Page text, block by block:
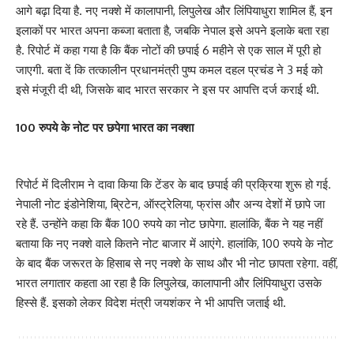
आगे बढ़ा दिया है. नए नक्शे में कालापानी, लिपुलेख और लिंपियाधुरा शामिल हैं, इन
इलाकों पर भारत अपना कब्जा बताता है, जबकि नेपाल इसे अपने इलाके बता रहा
है. रिपोर्ट में कहा गया है कि बैंक नोटों की छपाई 6 महीने से एक साल में पूरी हो
जाएगी. बता दें कि तत्कालीन प्रधानमंत्री पुष्प कमल दहल प्रचंड ने 3 मई को
इसे मंजूरी दी थी, जिसके बाद भारत सरकार ने इस पर आपत्ति दर्ज कराई थी.
100 रुपये के नोट पर छपेगा भारत का नक्शा
रिपोर्ट में दिलीराम ने दावा किया कि टेंडर के बाद छपाई की प्रक्रिया शुरू हो गई.
नेपाली नोट इंडोनेशिया, ब्रिटेन, ऑस्ट्रेलिया, फ्रांस और अन्य देशों में छापे जा
रहे हैं. उन्होंने कहा कि बैंक 100 रुपये का नोट छापेगा. हालांकि, बैंक ने यह नहीं
बताया कि नए नक्शे वाले कितने नोट बाजार में आएंगे. हालांकि, 100 रुपये के नोट
के बाद बैंक जरूरत के हिसाब से नए नक्शे के साथ और भी नोट छापता रहेगा. वहीं,
भारत लगातार कहता आ रहा है कि लिपुलेख, कालापानी और लिंपियाधुरा उसके
हिस्से हैं. इसको लेकर विदेश मंत्री जयशंकर ने भी आपत्ति जताई थी.